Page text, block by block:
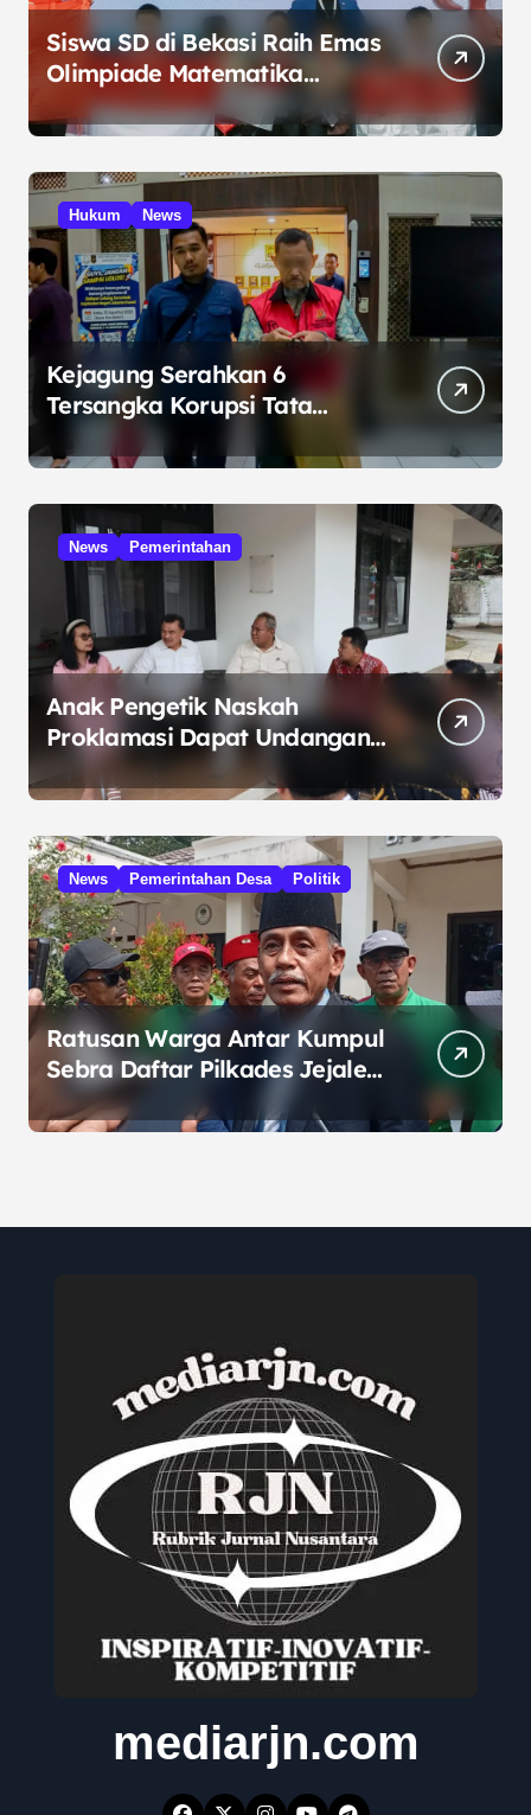
Siswa SD di Bekasi Raih Emas
Olimpiade Matematika
Internasional di Malaysia
Hukum News
Kejagung Serahkan 6
Tersangka Korupsi Tata
Kelola Minyak ke Penuntut
Umum
News Pemerintahan
Anak Pengetik Naskah
Proklamasi Dapat Undangan
HUT RI dari Presiden
Prabowo
News Pemerintahan Desa Politik
Ratusan Warga Antar Kumpul
Sebra Daftar Pilkades Jejalen
Jaya, Serukan Pemilu Damai
mediarjn.com